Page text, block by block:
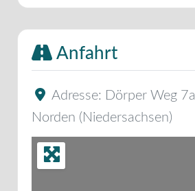
Anfahrt
Adresse: Dörper Weg 7a
Norden ( Niedersachsen)